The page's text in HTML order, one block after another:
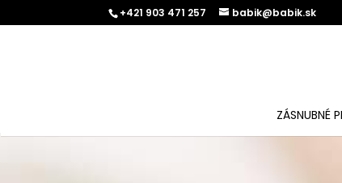
+421 903 471 257 babik@babik.sk
ZÁSNUBNÉ